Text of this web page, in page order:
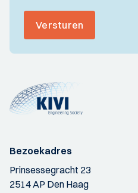
Versturen
Bezoekadres
Prinsessegracht 23
2514 AP Den Haag